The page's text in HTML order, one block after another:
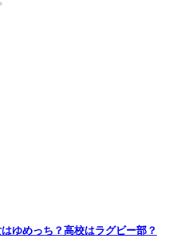
ゆめっち？高校はラグビー部？